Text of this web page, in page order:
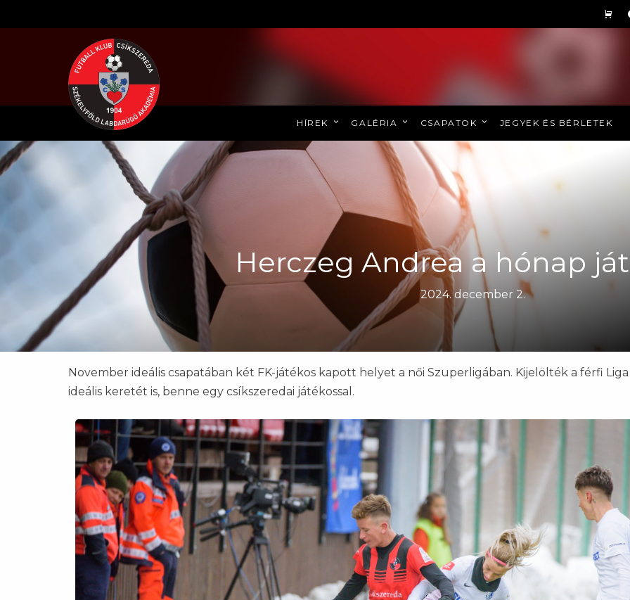
HÍREK GALÉRIA CSAPATOK JEGYEK ÉS BÉRLETEK
Herczeg Andrea a hónap
2024. december 2.
November ideális csapatában két FK-játékos kapott helyet a női Szuperligában. Kijelölték a férfi
ideális keretét is, benne egy csíkszeredai játékossal.